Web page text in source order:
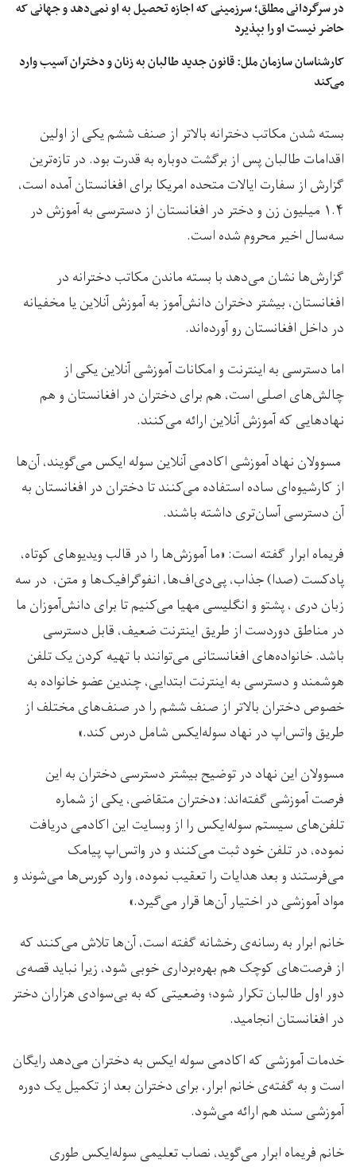
در سرگردانی مطلق؛ سرزمینی که اجازه تحصیل به او نمی‌دهد و جهانی که
حاضر نیست او را بپذیرد
کارشناسان سازمان ملل: قانون جدید طالبان به زنان و دختران آسیب وارد
می‌کند
بسته شدن مکاتب دخترانه بالاتر از صنف ششم یکی از اولین
اقدامات طالبان پس از برگشت دوباره به قدرت بود. در تازه‌ترین
گزارش از سفارت ایالات‌ متحده امریکا برای افغانستان آمده است،
۱.۴ میلیون زن و دختر در افغانستان از دسترسی به آموزش در
سه‌سال اخیر محروم شده است.
گزارش‌ها نشان می‌دهد با بسته ماندن مکاتب دخترانه در
افغانستان، بیشتر دختران دانش‌آموز به آموزش آنلاین یا مخفیانه
در داخل افغانستان رو‌ آورده‌اند.
اما دسترسی به اینترنت و امکانات آموزشی آنلاین یکی از
چالش‌های اصلی است، هم برای دختران در افغانستان و هم
نهادهایی که آموزش آنلاین ارائه می‌کنند.
مسوولان نهاد آموزشی اکادمی آنلاین سوله ایکس می‌گویند، آن‌ها
از کارشیوه‌ای ساده استفاده می‌کنند تا دختران در افغانستان به
آن دسترسی آسان‌تری داشته باشند.
فریماه ابرار گفته است: «ما آموزش‌ها را در قالب ویدیو‌های کوتاه،
پادکست (صدا) جذاب، پی‌دی‌اف‌ها، انفوگرافیک‌ها و متن، در سه
زبان دری ، پشتو و انگلیسی مهیا می‌کنیم تا برای دانش‌آموزان ما
در مناطق دوردست از طریق اینترنت ضعیف، قابل دسترسی
باشد. خانواده‌های افغانستانی می‌توانند با تهیه کردن یک تلفن
هوشمند و دسترسی به اینترنت ابتدایی، چندین عضو خانواده‌ به
خصوص دختران بالاتر از صنف ششم را در صنف‌های مختلف از
طریق واتس‌اپ در نهاد سوله‌ایکس شامل درس کند.»
مسوولان این نهاد در توضیح بیشتر دسترسی دختران به این
فرصت آموزشی گفته‌اند: «دختران متقاضی، یکی از شماره
تلفن‌های سیستم سوله‌ایکس را از وبسایت این اکادمی دریافت
نموده، در تلفن خود ثبت می‌کنند و در واتس‌اپ پیامک
می‌فرستند و بعد هدایات را تعقیب نموده، وارد کورس‌ها می‌شوند و
مواد آموزشی در اختیار آن‌ها قرار می‌گیرد.»
خانم ابرار به رسانه‌ی رخشانه گفته است، آن‌ها تلاش می‌کنند که
از فرصت‌های کوچک هم بهره‌برداری خوبی شود، زیرا نباید قصه‌ی
دور اول طالبان تکرار شود؛ وضعیتی که به بی‌سوادی هزاران دختر
در افغانستان انجامید.
خدمات آموزشی که اکادمی سوله ایکس به دختران می‌دهد رایگان
است و به گفته‌ی خانم ابرار، برای دختران بعد از تکمیل یک دوره
آموزشی سند هم ارائه می‌شود.
خانم فریماه ابرار می‌گوید، نصاب تعلیمی سوله‌ایکس طوری